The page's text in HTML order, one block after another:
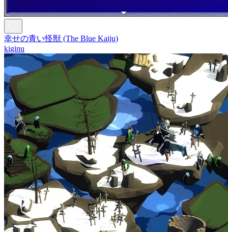
幸せの青い怪獣 (The Blue Kaiju)
kiginu